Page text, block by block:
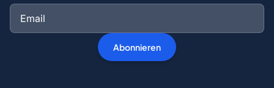
Abonnieren